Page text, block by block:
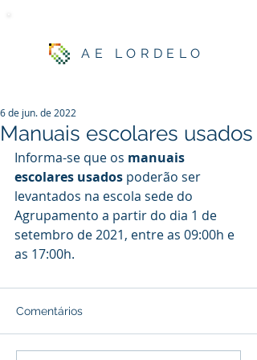
AE LORDELO
Manuais escolares usados
6 de jun. de 2022
Informa-se que os manuais
escolares usados poderão ser
levantados na escola sede do
Agrupamento a partir do dia 1 de
setembro de 2021, entre as 09:00h e
as 17:00h.
Comentários